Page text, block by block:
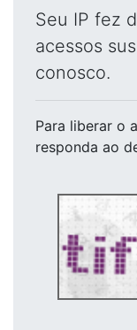
Seu IP fez
acessos
conosco.
Para liberar o
responda ao